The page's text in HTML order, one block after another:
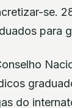
se.
para
do